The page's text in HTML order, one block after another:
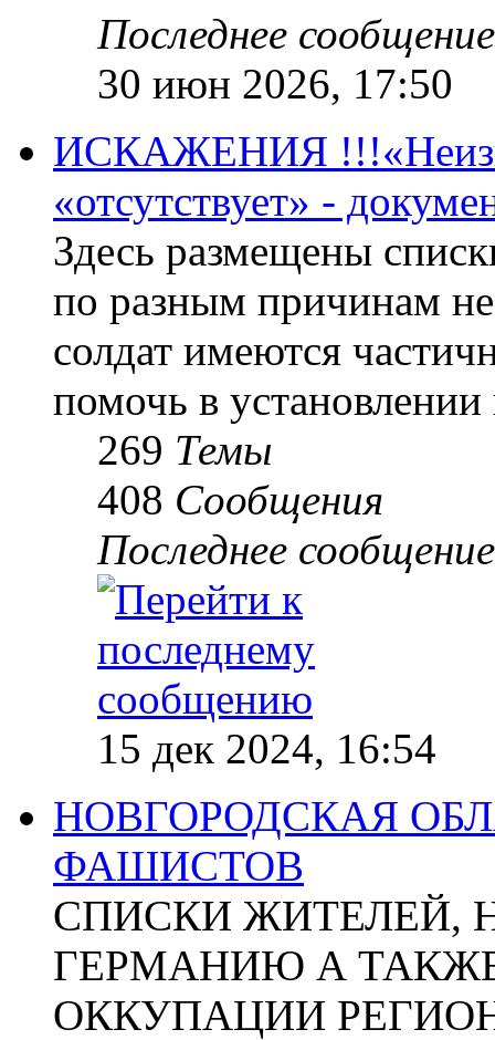
Последнее сообщение
30 июн 2026, 17:50
ИСКАЖЕНИЯ
«отсутствует» -
Здесь размещены
по разным причинам
солдат имеются
помочь в
269 Темы
408 Сообщения
Последнее сообщение
15 дек 2024, 16:54
НОВГОРОДСКАЯ
ФАШИСТОВ
СПИСКИ ЖИТЕЛЕЙ,
ГЕРМАНИЮ А
ОККУПАЦИИ